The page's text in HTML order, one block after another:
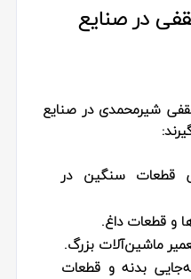
در صنایع
شیرمحمدی در صنایع
قطعات سنگین در
و قطعات داغ.
ماشین‌آلات بزرگ.
بدنه و قطعات